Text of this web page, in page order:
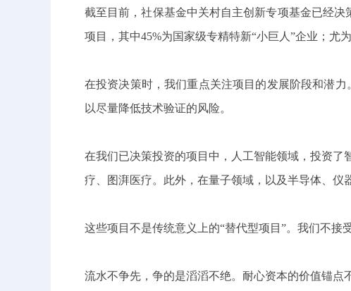
截至目前，社保基金中关村自主创新专项基金已经
项目，其中45%为国家级专精特新“小巨人”企业；尤
在投资决策时，我们重点关注项目的发展阶段和潜
以尽量降低技术验证的风险。
在我们已决策投资的项目中，人工智能领域，投资
疗、图湃医疗。此外，在量子领域，以及半导体、仪
这些项目不是传统意义上的“替代型项目”。我们不接
流水不争先，争的是滔滔不绝。耐心资本的价值锚